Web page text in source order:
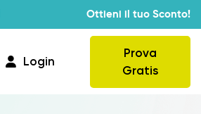
Ottieni il tuo Sconto!
Login
Prova
Gratis